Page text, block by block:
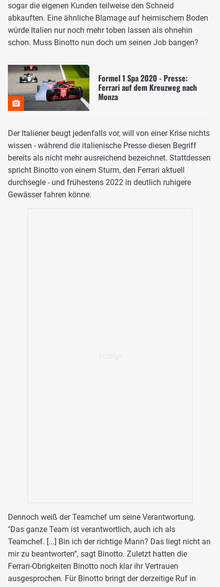
sogar die eigenen Kunden teilweise den Schneid
abkauften. Eine ähnliche Blamage auf heimischem Boden
würde Italien nur noch mehr toben lassen als ohnehin
schon. Muss Binotto nun doch um seinen Job bangen?
Formel 1 Spa 2020 - Presse:
Ferrari auf dem Kreuzweg nach
Monza
Der Italiener beugt jedenfalls vor, will von einer Krise nichts
wissen - während die italienische Presse diesen Begriff
bereits als nicht mehr ausreichend bezeichnet. Stattdessen
spricht Binotto von einem Sturm, den Ferrari aktuell
durchsegle - und frühestens 2022 in deutlich ruhigere
Gewässer fahren könne.
Dennoch weiß der Teamchef um seine Verantwortung.
"Das ganze Team ist verantwortlich, auch ich als
Teamchef. [...] Bin ich der richtige Mann? Das liegt nicht an
mir zu beantworten“, sagt Binotto. Zuletzt hatten die
Ferrari-Obrigkeiten Binotto noch klar ihr Vertrauen
ausgesprochen. Für Binotto bringt der derzeitige Ruf in